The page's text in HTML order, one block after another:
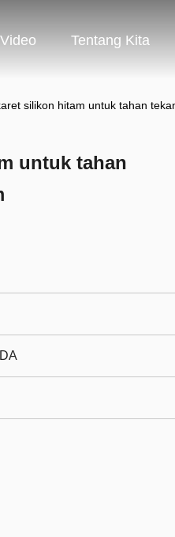
Video Tentang Kita
silikon hitam untuk tahan
untuk tahan